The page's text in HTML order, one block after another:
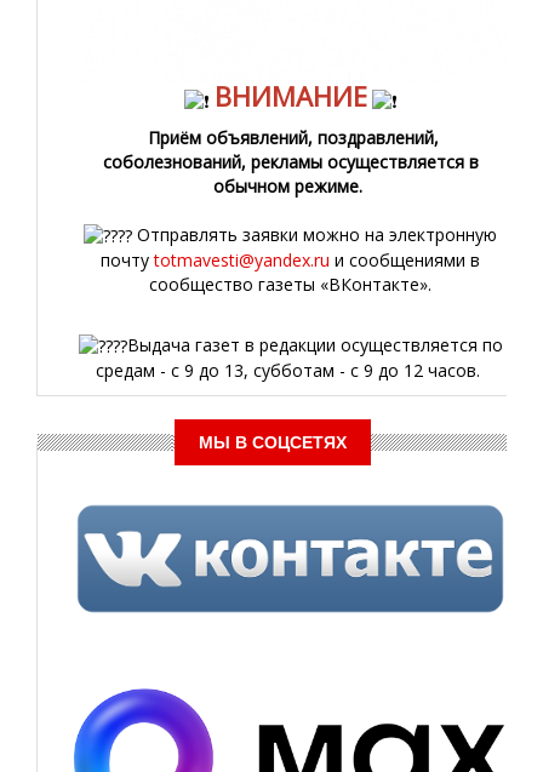
ВНИМАНИЕ
Приём объявлений, поздравлений,
соболезнований, рекламы осуществляется в
обычном режиме.
Отправлять заявки можно на электронную
почтуtotmavesti@yandex.ru и сообщениями в
сообщество газеты «ВКонтакте».
Выдача газет в редакции осуществляется по
средам - с 9 до 13, субботам - с 9 до 12 часов.
МЫ В СОЦСЕТЯХ